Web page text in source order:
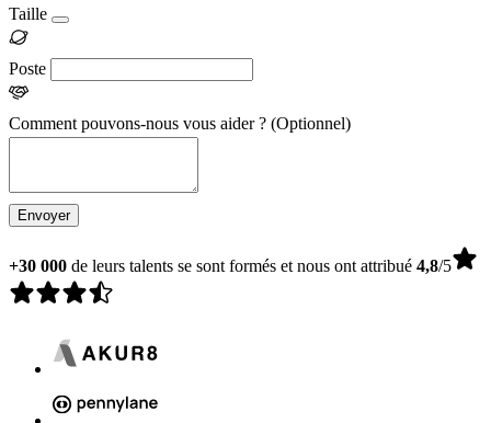
Taille
Poste
Comment pouvons-nous vous aider ? (Optionnel)
Envoyer
+30 000 de leurs talents se sont formés et nous ont attribué 4,8/5